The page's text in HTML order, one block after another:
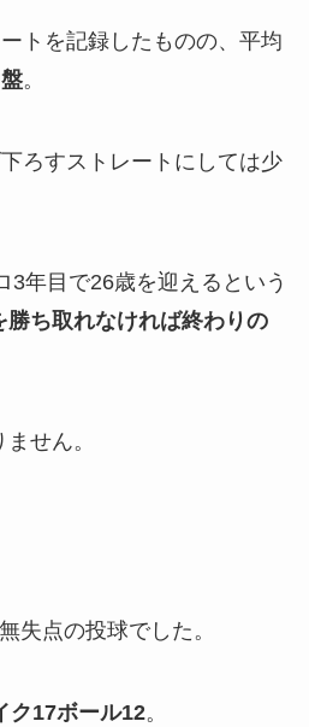
トを記録したものの、平均
。
ろすストレートにしては少
3年目で26歳を迎えるという
勝ち取れなければ終わりの
せん。
失点の投球でした。
ク17ボール12。